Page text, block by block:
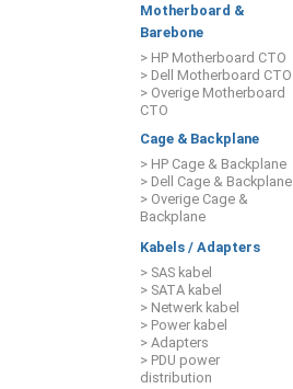
Motherboard &
Barebone
> HP Motherboard CTO
> Dell Motherboard CTO
> Overige Motherboard
CTO
Cage & Backplane
> HP Cage & Backplane
> Dell Cage & Backplane
> Overige Cage &
Backplane
Kabels / Adapters
> SAS kabel
> SATA kabel
> Netwerk kabel
> Power kabel
> Adapters
> PDU power
distribution